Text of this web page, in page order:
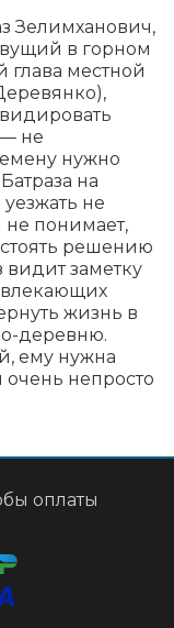
Зелимханович,
в горном
глава местной
— не
нужно
на
не
не понимает,
решению
видит заметку
жизнь в
деревню.
ему нужна
непросто
оплаты